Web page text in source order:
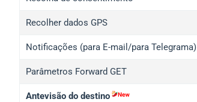
Recolher dados GPS
Notificações (para E-mail/para Telegrama)
Parâmetros Forward GET
Antevisão do destino